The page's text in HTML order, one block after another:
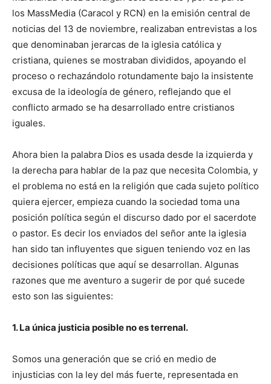
los MassMedia (Caracol y RCN) en la emisión central de
noticias del 13 de noviembre, realizaban entrevistas a los
que denominaban jerarcas de la iglesia católica y
cristiana, quienes se mostraban divididos, apoyando el
proceso o rechazándolo rotundamente bajo la insistente
excusa de la ideología de género, reflejando que el
conflicto armado se ha desarrollado entre cristianos
iguales.
Ahora bien la palabra Dios es usada desde la izquierda y
la derecha para hablar de la paz que necesita Colombia, y
el problema no está en la religión que cada sujeto político
quiera ejercer, empieza cuando la sociedad toma una
posición política según el discurso dado por el sacerdote
o pastor. Es decir los enviados del señor ante la iglesia
han sido tan influyentes que siguen teniendo voz en las
decisiones políticas que aquí se desarrollan. Algunas
razones que me aventuro a sugerir de por qué sucede
esto son las siguientes:
1. La única justicia posible no es terrenal.
Somos una generación que se crió en medio de
injusticias con la ley del más fuerte, representada en